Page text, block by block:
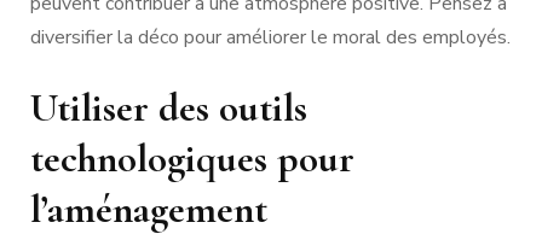
diversifier la déco pour améliorer le moral des employés.
Utiliser des outils
technologiques pour
l’aménagement